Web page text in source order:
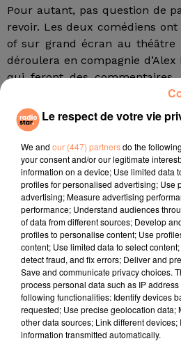
Pour autant, pas question de
revoir. Les deux comédiens
of sur grand écran au théâtre
déroulera en compagnie
qui feront des commentaires.
sketches joués à la salle
Pas question de quitter Canal +
La salle Pleyel c’est
souvenirs que conserve le
salle mythique que
premier pas en février
L’accueil “a été fou”, assure
avenir radieux à ces deux
poursuivre leur vie dans
leurs maisons à Meudon,
Jean-Luc... Nous ne les
s’est pas pris un arbre. Il
s’éclater en faisant des
faire depuis très longtemps”.
Le respect de votre vie
We and our (447) partnersdo the
your consent and/or our legitimate
information on a device; Use limited data
profiles for personalised advertising; Use
advertising; Measure advertising
performance; Understand audiences
of data from different sources; Develop
profiles to personalise content; Use
content; Use limited data to select
detect fraud, and fix errors; Deliver and
Save and communicate privacy choices.
process personal data such as IP
following functionalities: Identify devices
requested; Use precise geolocation data;
other data sources; Link different
information transmitted automatically.